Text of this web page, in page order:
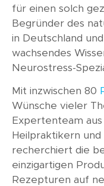
für einen solch
Begründer des
in Deutschland
wachsendes
Neurostress-
Mit inzwischen 80
Wünsche vieler
Expertenteam
Heilpraktikern
recherchiert die
einzigartigen
Rezepturen auf